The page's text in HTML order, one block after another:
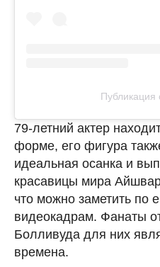
Публикация
79-летний актер
форме, его фигура
идеальная осанка и
красавицы мира
что можно заметить по
видеокадрам. Фанаты
Болливуда для них
времена.